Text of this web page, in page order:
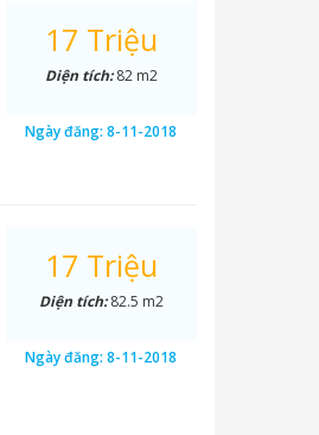
17 Triệu
Diện tích:82 m2
Ngày đăng:8-11-2018
17 Triệu
Diện tích:82.5 m2
Ngày đăng:8-11-2018